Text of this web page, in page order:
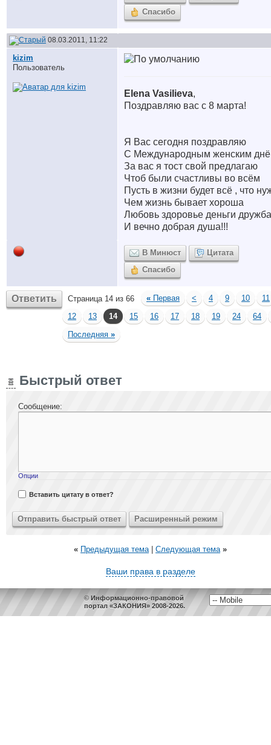
Спасибо
08.03.2011, 11:22
kizim
Пользователь
Elena Vasilieva,
Поздравляю вас с 8 марта!
Я Вас сегодня поздравляю
С Международным женским
За вас я тост свой предлагаю
Чтоб были счастливы во всём
Пусть в жизни будет всё , что
Чем жизнь бывает хороша
Любовь здоровье деньги дружба
И вечно добрая душа!!!
В Минюст
Цитата
Спасибо
Ответить Страница 14 из 66 « Первая < 4 9 10
11
12
13 14 15 16 17 18 19 24
64
Последняя »
Быстрый ответ
Сообщение:
Опции
Вставить цитату в ответ?
« Предыдущая тема| Следующая тема »
Ваши права в разделе
© Информационно-правовой
портал «ЗАКОНИЯ» 2008-2026.